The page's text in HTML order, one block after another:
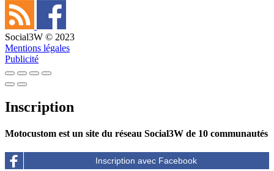
Social3W © 2023
Mentions légales
Publicité
Inscription
Motocustom est un site du réseau Social3W de 10 communautés